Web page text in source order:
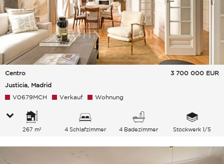
Centro
Justicia, Madrid
3 700 000 EUR
V0679MCH Verkauf Wohnung
267 m² 4 Schlafzimmer 4 Badezimmer Stockwerk 1/5